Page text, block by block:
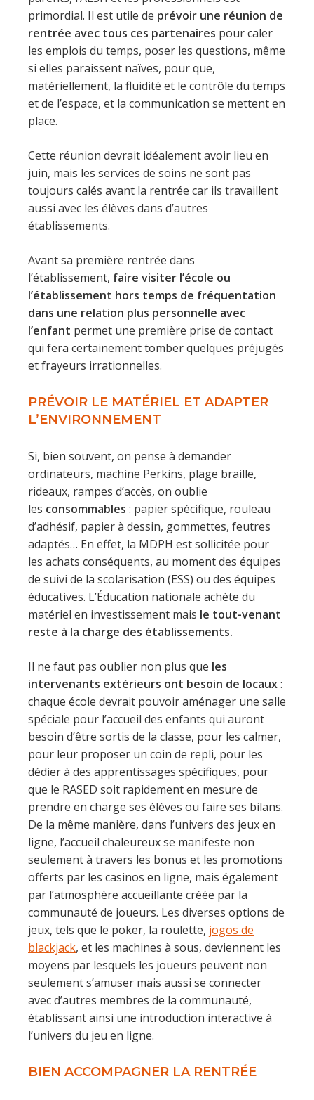
primordial. Il est utile de prévoir une réunion de
rentrée avec tous ces partenaires pour caler
les emplois du temps, poser les questions, même
si elles paraissent naïves, pour que,
matériellement, la fluidité et le contrôle du temps
et de l’espace, et la communication se mettent en
place.
Cette réunion devrait idéalement avoir lieu en
juin, mais les services de soins ne sont pas
toujours calés avant la rentrée car ils travaillent
aussi avec les élèves dans d’autres
établissements.
Avant sa première rentrée dans
l’établissement, faire visiter l’école ou
l’établissement hors temps de fréquentation
dans une relation plus personnelle avec
l’enfant permet une première prise de contact
qui fera certainement tomber quelques préjugés
et frayeurs irrationnelles.
PRÉVOIR LE MATÉRIEL ET ADAPTER
L’ENVIRONNEMENT
Si, bien souvent, on pense à demander
ordinateurs, machine Perkins, plage braille,
rideaux, rampes d’accès, on oublie
les consommables : papier spécifique, rouleau
d’adhésif, papier à dessin, gommettes, feutres
adaptés… En effet, la MDPH est sollicitée pour
les achats conséquents, au moment des équipes
de suivi de la scolarisation (ESS) ou des équipes
éducatives. L’Éducation nationale achète du
matériel en investissement mais le tout-venant
reste à la charge des établissements.
Il ne faut pas oublier non plus que les
intervenants extérieurs ont besoin de locaux:
chaque école devrait pouvoir aménager une salle
spéciale pour l’accueil des enfants qui auront
besoin d’être sortis de la classe, pour les calmer,
pour leur proposer un coin de repli, pour les
dédier à des apprentissages spécifiques, pour
que le RASED soit rapidement en mesure de
prendre en charge ses élèves ou faire ses bilans.
De la même manière, dans l’univers des jeux en
ligne, l’accueil chaleureux se manifeste non
seulement à travers les bonus et les promotions
offerts par les casinos en ligne, mais également
par l’atmosphère accueillante créée par la
communauté de joueurs. Les diverses options de
jeux, tels que le poker, la roulette, jogos de
blackjack, et les machines à sous, deviennent les
moyens par lesquels les joueurs peuvent non
seulement s’amuser mais aussi se connecter
avec d’autres membres de la communauté,
établissant ainsi une introduction interactive à
l’univers du jeu en ligne.
BIEN ACCOMPAGNER LA RENTRÉE